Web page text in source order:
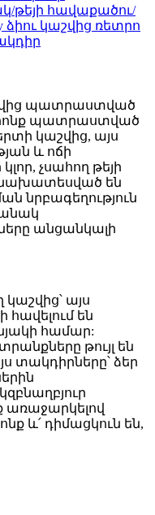
պատրաստված
պատրաստված
կաշվից, այս
և ոճի
չսահող թեյի
են
նրբագեղություն
անցանկալի
այս
են
համար:
թույլ են
տակդիրները՝ ձեր
առաջարկելով
և՛ դիմացկուն են,